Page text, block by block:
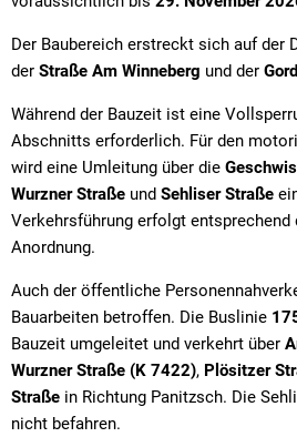
Der Baubereich erstreckt sich auf der
der Straße Am Winneberg und der
Während der Bauzeit ist eine
Abschnitts erforderlich. Für den
wird eine Umleitung über die
Wurzner Straße und Sehliser Straße
Verkehrsführung erfolgt
Anordnung.
Auch der öffentliche
Bauarbeiten betroffen. Die Buslinie
Bauzeit umgeleitet und verkehrt über
Wurzner Straße (K 7422), Plösitzer
Straße in Richtung Panitzsch. Die
nicht befahren.